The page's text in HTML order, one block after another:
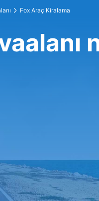
Fox Araç Kiralama